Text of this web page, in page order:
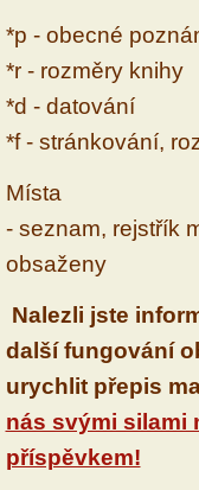
*p - obecné
*r - rozměry knihy
*d - datování
*f - stránkování,
Místa
- seznam, rejstřík
obsaženy
Nalezli jste
další fungování
urychlit přepis
nás svými silami
příspěvkem!